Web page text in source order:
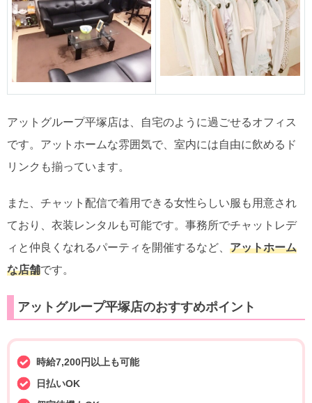
アットグループ平塚店は、自宅のように過ごせるオフィス
です。アットホームな雰囲気で、室内には自由に飲めるド
リンクも揃っています。
また、チャット配信で着用できる女性らしい服も用意され
ており、衣装レンタルも可能です。事務所でチャットレデ
ィと仲良くなれるパーティを開催するなど、 アットホーム
な店舗です。
アットグループ平塚店のおすすめポイント
時給7,200円以上も可能
日払いOK